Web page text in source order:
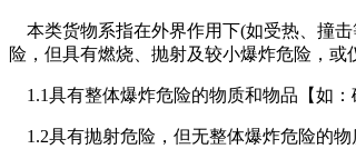
本类货物系指在外界作用下(如受热、撞
险，但具有燃烧、抛射及较小爆炸危险，
1.1具有整体爆炸危险的物质和物品【如：
1.2具有抛射危险，但无整体爆炸危险的物